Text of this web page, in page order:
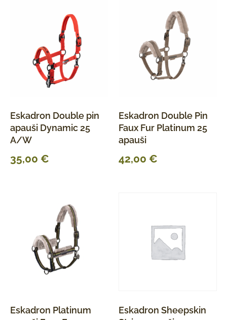
Eskadron Double pin
apauši Dynamic 25
A/W
35,00 €
Eskadron Double Pin
Faux Fur Platinum 25
apauši
42,00 €
Eskadron Platinum
Eskadron Sheepskin